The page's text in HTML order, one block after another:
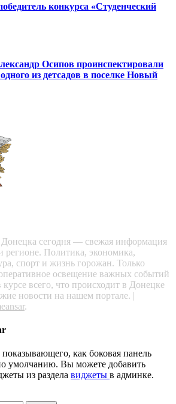
конкурса «Студенческий
Осипов проинспектировали
из детсадов в поселке Новый
сегодня — свежая информация
регионе. Политика, экономика,
спорт и жизнь горожан. Только
освещение важных событий
курсе всего, что происходит в Донецке
новости на нашем портале. |
.
как боковая панель
умолчанию. Вы можете добавить
из раздела виджеты в админке.